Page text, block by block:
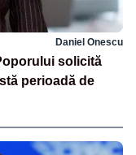
Daniel Onescu
solicită
perioadă de